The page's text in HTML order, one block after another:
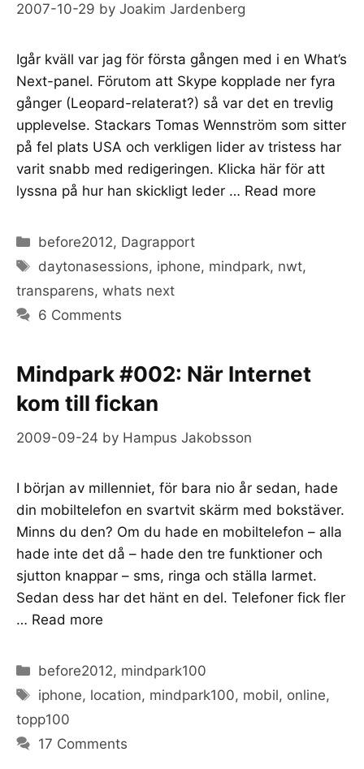
2007-10-29 by Joakim Jardenberg
Igår kväll var jag för första gången med i en What’s
Next-panel. Förutom att Skype kopplade ner fyra
gånger (Leopard-relaterat?) så var det en trevlig
upplevelse. Stackars Tomas Wennström som sitter
på fel plats USA och verkligen lider av tristess har
varit snabb med redigeringen. Klicka här för att
lyssna på hur han skickligt leder … Read more
Categories
before2012, Dagrapport
Tags
daytonasessions, iphone, mindpark, nwt,
transparens, whats next
6 Comments
Mindpark #002: När Internet
kom till fickan
2009-09-24 by Hampus Jakobsson
I början av millenniet, för bara nio år sedan, hade
din mobiltelefon en svartvit skärm med bokstäver.
Minns du den? Om du hade en mobiltelefon – alla
hade inte det då – hade den tre funktioner och
sjutton knappar – sms, ringa och ställa larmet.
Sedan dess har det hänt en del. Telefoner fick fler
… Read more
Categories
before2012, mindpark100
Tags
iphone, location, mindpark100, mobil, online,
topp100
17 Comments